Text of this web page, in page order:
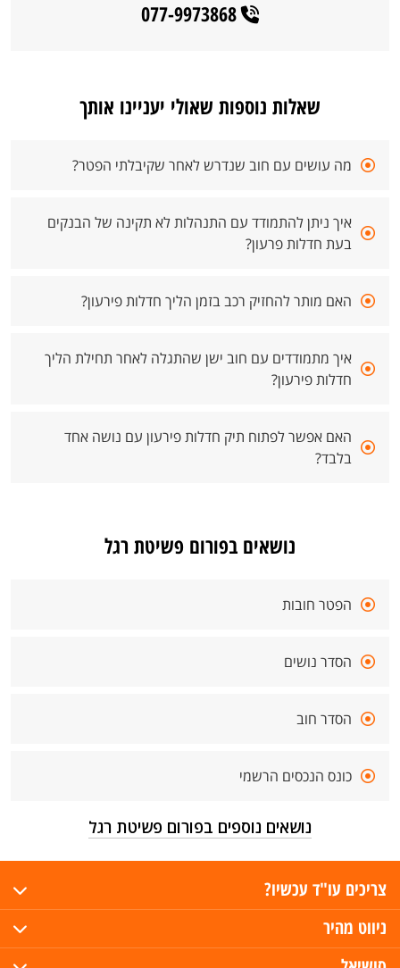
077-9973868
שאלות נוספות שאולי יעניינו אותך
מה עושים עם חוב שנדרש לאחר שקיבלתי הפטר?
איך ניתן להתמודד עם התנהלות לא תקינה של הבנקים
בעת חדלות פרעון?
האם מותר להחזיק רכב בזמן הליך חדלות פירעון?
איך מתמודדים עם חוב ישן שהתגלה לאחר תחילת הליך
חדלות פירעון?
האם אפשר לפתוח תיק חדלות פירעון עם נושה אחד
בלבד?
נושאים בפורום פשיטת רגל
הפטר חובות
הסדר נושים
הסדר חוב
כונס הנכסים הרשמי
נושאים נוספים בפורום פשיטת רגל
צריכים עו"ד עכשיו?
ניווט מהיר